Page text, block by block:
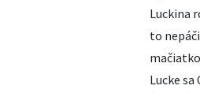
Luckina
to
Lucke